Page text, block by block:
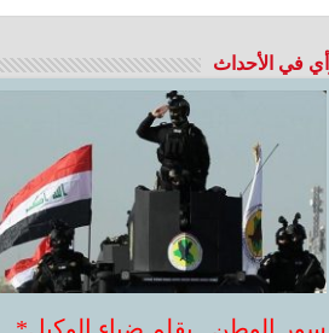
في الأحداث